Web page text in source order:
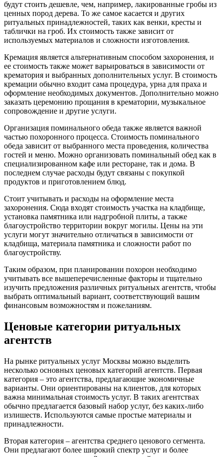
будут стоить дешевле, чем, например, лакированные гробы из
ценных пород дерева. То же самое касается и других
ритуальных принадлежностей, таких как венки, кресты и
таблички на гроб. Их стоимость также зависит от
используемых материалов и сложности изготовления.
Кремация является альтернативным способом захоронения, и
ее стоимость также может варьироваться в зависимости от
крематория и выбранных дополнительных услуг. В стоимость
кремации обычно входит сама процедура, урна для праха и
оформление необходимых документов. Дополнительно можно
заказать церемонию прощания в крематории, музыкальное
сопровождение и другие услуги.
Организация поминального обеда также является важной
частью похоронного процесса. Стоимость поминального
обеда зависит от выбранного места проведения, количества
гостей и меню. Можно организовать поминальный обед как в
специализированном кафе или ресторане, так и дома. В
последнем случае расходы будут связаны с покупкой
продуктов и приготовлением блюд.
Стоит учитывать и расходы на оформление места
захоронения. Сюда входят стоимость участка на кладбище,
установка памятника или надгробной плиты, а также
благоустройство территории вокруг могилы. Цены на эти
услуги могут значительно отличаться в зависимости от
кладбища, материала памятника и сложности работ по
благоустройству.
Таким образом, при планировании похорон необходимо
учитывать все вышеперечисленные факторы и тщательно
изучить предложения различных ритуальных агентств, чтобы
выбрать оптимальный вариант, соответствующий вашим
финансовым возможностям и пожеланиям.
Ценовые категории ритуальных
агентств
На рынке ритуальных услуг Москвы можно выделить
несколько основных ценовых категорий агентств. Первая
категория – это агентства, предлагающие экономичные
варианты. Они ориентированы на клиентов, для которых
важна минимальная стоимость услуг. В таких агентствах
обычно предлагается базовый набор услуг, без каких-либо
излишеств. Используются самые простые материалы и
принадлежности.
Вторая категория – агентства среднего ценового сегмента.
Они предлагают более широкий спектр услуг и более